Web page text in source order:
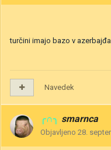
turčini imajo bazo v
Navedek
╭∩╮ smarnca
Objavljeno 28.